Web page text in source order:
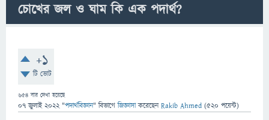
চোখের জল ও ঘাম কি এক পদার্থ?
+1
টি ভোট
654 বার দেখা হয়েছে
07 জুলাই 2022 "পদার্থবিজ্ঞান" বিভাগে জিজ্ঞাসাকরেছেনRakib Ahmed (520 পয়েন্ট)